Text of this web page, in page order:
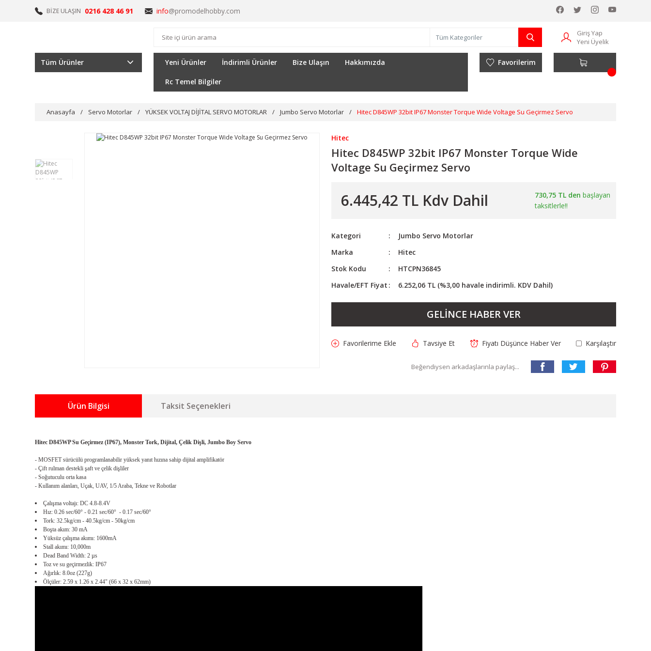
BİZE ULAŞIN 0216 428 46 91 info@promodelhobby.com
Giriş Yap
Yeni Üyelik
Tüm Ürünler Yeni Ürünler İndirimli Ürünler Bize Ulaşın Hakkımızda
Rc Temel Bilgiler
Favorilerim
Anasayfa Servo Motorlar YÜKSEK VOLTAJ DİJİTAL SERVO MOTORLAR Jumbo Servo Motorlar Hitec D845WP 32bit IP67 Monster Torque Wide Voltage Su Geçirmez Servo
Hitec
Hitec D845WP 32bit IP67 Monster Torque Wide
Voltage Su Geçirmez Servo
6.445,42 TL Kdv Dahil 730,75 TL den başlayan
taksitlerle!!
Kategori
Jumbo Servo Motorlar
Marka
Hitec
Stok Kodu
HTCPN36845
Havale/EFT Fiyat
6.252,06 TL (%3,00 havale indirimli. KDV Dahil)
GELİNCE HABER VER
Tavsiye Et Fiyatı Düşünce Haber Ver Karşılaştır
Beğendiysen arkadaşlarınla paylaş...
Ürün Bilgisi Taksit Seçenekleri
Hitec D845WP Su Geçirmez (IP67), Monster Tork, Dijital, Çelik Dişli, Jumbo Boy Servo
- MOSFET sürücülü programlanabilir yüksek yanıt hızına sahip dijital amplifikatör
- Çift rulman destekli şaft ve çelik dişliler
- Soğutuculu orta kasa
- Kullanım alanları, Uçak, UAV, 1/5 Araba, Tekne ve Robotlar
Çalışma voltajı: DC 4.8-8.4V
Hız: 0.26 sec/60° - 0.21 sec/60° - 0.17 sec/60°
Tork: 32.5kg/cm - 40.5kg/cm - 50kg/cm
Boşta akım: 30 mA
Yüksüz çalışma akımı: 1600mA
Stall akımı: 10,000m
Dead Band Width: 2 µs
Toz ve su geçirmezlik: IP67
Ağırlık: 8.0oz (227g)
Ölçüler: 2.59 x 1.26 x 2.44" (66 x 32 x 62mm)